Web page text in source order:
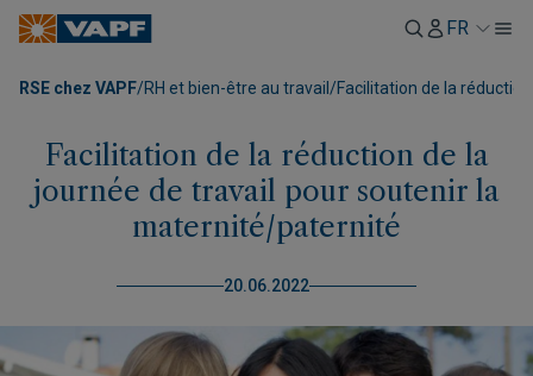
FR
RSE chez VAPF/RH et bien-être au travail /Facilitation de la
Facilitation de la réduction de la
journée de travail pour soutenir la
maternité/paternité
20.06.2022